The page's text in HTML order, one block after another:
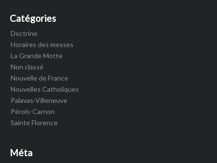
Catégories
Doctrine
Horaires des messes
La Grande Motte
Non classé
Nouvelle de France
Nouvelles Catholiques
Palavas-Villeneuve
Pérols-Carnon
Sainte Florence
Méta